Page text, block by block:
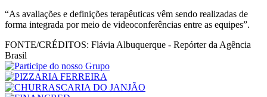
“As avaliações e definições terapêuticas vêm sendo realizadas de
forma integrada por meio de videoconferências entre as equipes”.
FONTE/CRÉDITOS: Flávia Albuquerque - Repórter da Agência
Brasil